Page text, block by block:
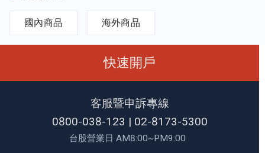
國內商品 海外商品
快速開戶
客服暨申訴專線
0800-038-123 | 02-8173-5300
台股營業日 AM8:00~PM9:00